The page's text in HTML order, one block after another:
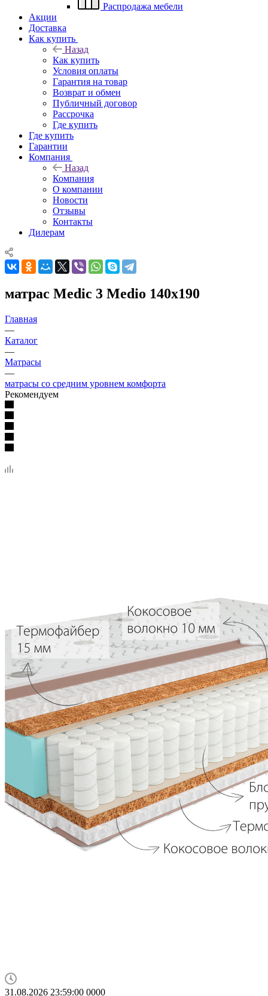
Распродажа мебели
Акции
Доставка
Как купить
Назад
Как купить
Условия оплаты
Гарантия на товар
Возврат и обмен
Публичный договор
Рассрочка
Где купить
Где купить
Гарантии
Компания
Назад
Компания
О компании
Новости
Отзывы
Контакты
Дилерам
матрас Medic 3 Medio 140x190
Главная
—
Каталог
—
Матрасы
—
матрасы со средним уровнем комфорта
Рекомендуем
31.08.2026 23:59:00 0000